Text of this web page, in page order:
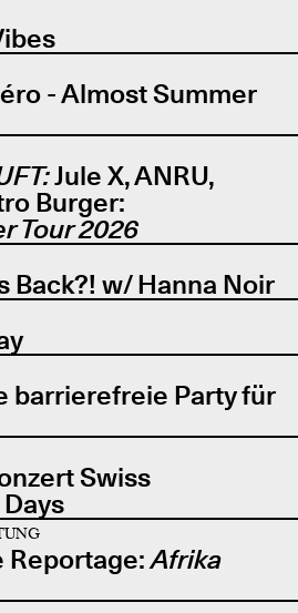
- Almost Summer
Jule X, ANRU,
Burger:
Tour 2026
Back?! w/ Hanna Noir
barrierefreie Party für
Swiss
Reportage:Afrika